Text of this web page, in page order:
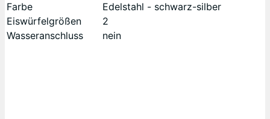
Farbe
Edelstahl - schwarz-silber
Eiswürfelgrößen
2
Wasseranschluss
nein